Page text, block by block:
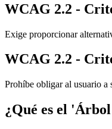
WCAG 2.2 -
Exige proporcionar
WCAG 2.2 -
Prohíbe obligar al usuario a
¿Qué es el